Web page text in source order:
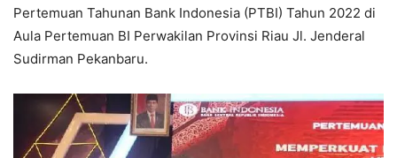
Pertemuan Tahunan Bank Indonesia (PTBI) Tahun 2022 di
Aula Pertemuan BI Perwakilan Provinsi Riau Jl. Jenderal
Sudirman Pekanbaru.